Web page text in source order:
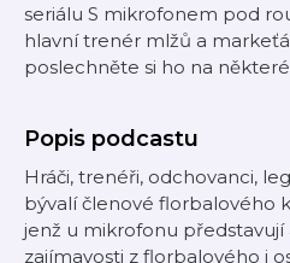
seriálu S mikrofonem pod
hlavní trenér mlžů a
poslechněte si ho na
Popis podcastu
Hráči, trenéři, odchovanci,
bývalí členové florbalového
jenž u mikrofonu
zajímavosti z florbalového i